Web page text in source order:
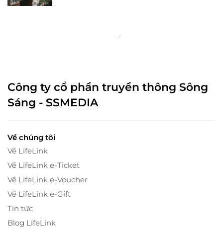
Công ty cổ phần truyền thông Sông
Sáng - SSMEDIA
Về chúng tôi
Về LifeLink
Về LifeLink e-Ticket
Về LifeLink e-Voucher
Về LifeLink e-Gift
Tin tức
Blog LifeLink